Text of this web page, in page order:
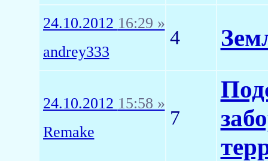
24.10.2012 16:29 »
andrey333
4
24.10.2012 15:58 »
Remake
7